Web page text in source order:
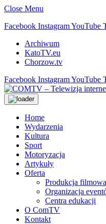
Close Menu
Facebook InstagramYouTube
Archiwum
KatoTV.eu
Chorzow.tv
Facebook InstagramYouTube
Home
Wydarzenia
Kultura
Sport
Motoryzacja
Artykuły
Oferta
Produkcja filmowa
Organizacja
Centra edukacji
O ComTV
Kontakt